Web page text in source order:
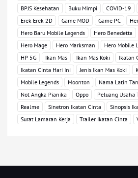
BPJS Kesehatan
Buku Mimpi COVID-19
Erek Erek 2D
Game MOD Game PC
Hero Baru Mobile Legends
Hero Benedetta
Hero Mage
Hero Marksman Hero Mobile
HP 5G
Ikan Mas Ikan Mas Koki
Ikatan
Ikatan Cinta Hari Ini
Jenis Ikan Mas Koki
Mobile Legends
Moonton
Nama Latin
Not Angka Pianika
Oppo
Peluang Usaha
Realme
Sinetron Ikatan Cinta
Sinopsis
Surat Lamaran Kerja
Trailer Ikatan Cinta